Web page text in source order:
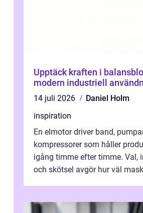
Upptäck kraften i
modern industriell
14 juli 2026
Daniel Holm
inspiration
En elmotor driver band,
kompressorer som håller
igång timme efter timme. Val,
och skötsel avgör hur väl